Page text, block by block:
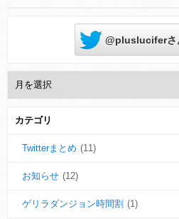
@plusluciferさ
カテゴリ
Twitterまとめ (11)
お知らせ (12)
ゲリラダンジョン時間割 (1)